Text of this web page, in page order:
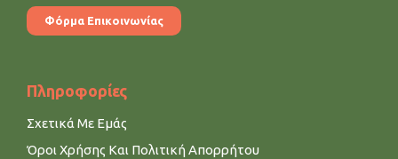
Φόρμα Επικοινωνίας
Πληροφορίες
Σχετικά Με Εμάς
Όροι Χρήσης Και Πολιτική Απορρήτου